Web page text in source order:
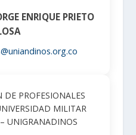
ENRIQUE PRIETO